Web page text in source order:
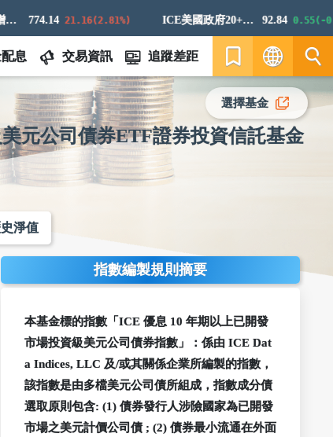
774.14 21.16(2.81%) ICE美國政府20+年期債券指數 92.84 0.55(-
息 交易資訊 追蹤差距
繁
EN
元公司債券ETF證券投資信託基金
選擇基金
淨值
指數編製規則摘要
本基金標的指數「ICE 優息 10 年期以上已開發
市場投資級美元公司債券指數」：係由 ICE Dat
a Indices, LLC 及/或其關係企業所編製的指數，
該指數是由多檔美元公司債所組成，指數成分債
選取原則包含: (1) 債券發行人涉險國家為已開發
市場之美元計價公司債 ; (2) 債券最小流通在外面